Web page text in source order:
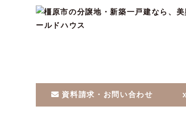
資料請求・お問い合わせ